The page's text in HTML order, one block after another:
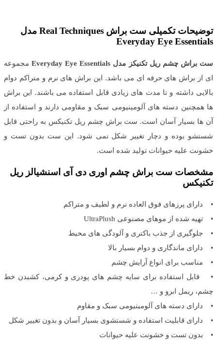
توضیحات تکمیلی ست براش Real Techniques مدل
Everyday Eye Essentials
ست براش چشم ریل تکنیکز مدل Everyday Eye Essentials
مجموعه
ای از براش های حرفه ای می باشد. این براش های نرم و متراکم دوام
بالایی داشته و تا مدت های زیادی قابل استفاده می باشند. این براش
ها همچنین دسته های آلومینیومی سبک و مقاومی دارند و استفاده از
آن ها بسیار آسان است. ست براش چشم ریل تکنیکس به راحتی قابل
شستشو بوده و دچار تغییر شکل نمی شود. این ست بدون تست و
خشونت علیه حیوانات تولید شده است.
مشخصات ست براش چشم اوری دی آی اسنشیالز ریل
تکنیکس
• دارای پرزهای فوق العاده نرم و لطیف و متراکم
• تهیه شده از موهای مصنوعی UltraPlush
• جلوگیری از جذب باکتری و آلودگی های محیط
• دارای ماندگاری و دوام بسیار بالا
• مناسب برای انواع آرایش چشم
• قابل استفاده برای سایه چشم های پودری و کرمی، کشیدن خط
چشم، ریمل ابرو و …
• دارای دسته های آلومینیومی سبک و مقاوم
• دارای قابلیت استفاده و شستشوی بسیار آسان و بدون تغییر شکل
• بدون تست و خشونت علیه حیوانات